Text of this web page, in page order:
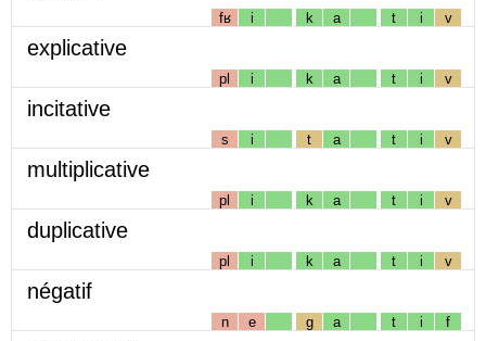
fʁ i k a t i v
explicative
pl i k a t i v
incitative
s i t a t i v
multiplicative
pl i k a t i v
duplicative
pl i k a t i v
négatif
n e g a t i f